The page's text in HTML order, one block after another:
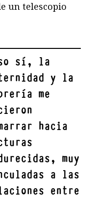
un telescopio
sí, la
y la
me
hacia
, muy
a las
entre